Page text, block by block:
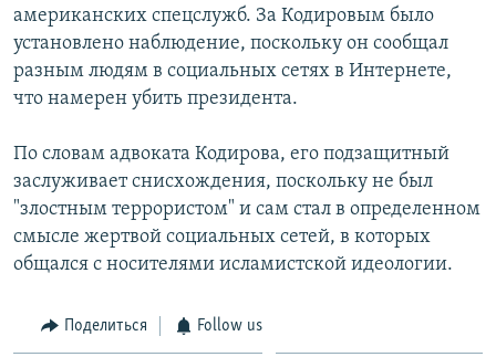
Все сайты Радио Азатутюн
американских спецслужб. За Кодировым было
установлено наблюдение, поскольку он сообщал
разным людям в социальных сетях в Интернете,
что намерен убить президента.
По словам адвоката Кодирова, его подзащитный
заслуживает снисхождения, поскольку не был
"злостным террористом" и сам стал в определенном
смысле жертвой социальных сетей, в которых
общался с носителями исламистской идеологии.
Поделиться Follow us